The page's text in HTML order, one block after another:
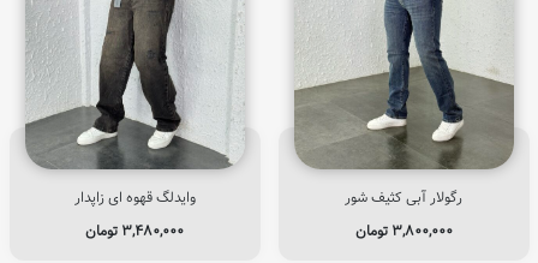
رگولار آبی کثیف شور
۳,۸۰۰,۰۰۰ تومان
وایدلگ قهوه ای زاپدار
۳,۴۸۰,۰۰۰ تومان